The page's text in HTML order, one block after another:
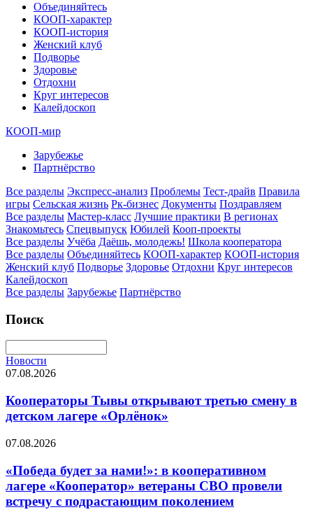
Объединяйтесь
КООП-характер
КООП-история
Женский клуб
Подворье
Здоровье
Отдохни
Круг интересов
Калейдоскоп
КООП-мир
Зарубежье
Партнёрство
Все разделы Экспресс-анализ Проблемы Тест-драйв Правила
игры Сельская жизнь Рк-бизнес Документы Поздравляем
Все разделы Мастер-класс Лучшие практики В регионах
Знакомьтесь Спецвыпуск Юбилей Кооп-проекты
Все разделы Учёба Даёшь, молодежь! Школа кооператора
Все разделы Объединяйтесь КООП-характер КООП-история
Женский клуб Подворье Здоровье Отдохни Круг интересов
Калейдоскоп
Все разделы Зарубежье Партнёрство
Поиск
Новости
07.08.2026
Кооператоры Тывы открывают третью смену в
детском лагере «Орлёнок»
07.08.2026
«Победа будет за нами!»: в кооперативном
лагере «Кооператор» ветераны СВО провели
встречу с подрастающим поколением